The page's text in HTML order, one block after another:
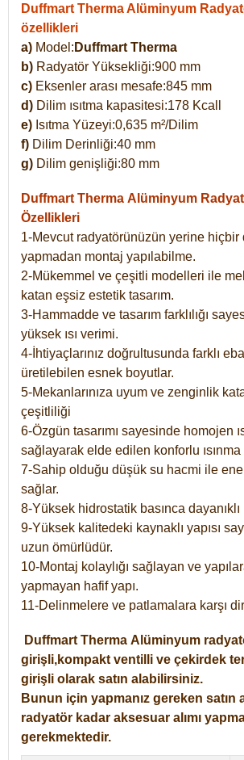
Duffmart Therma Alüminyum
özellikleri
a) Model: Duffmart Therma
b) Radyatör Yüksekliği:900 mm
c) Eksenler arası mesafe:845 mm
d) Dilim ısıtma kapasitesi:178 Kcall
e) Isıtma Yüzeyi:0,635 m²/Dilim
f) Dilim Derinliği:40 mm
g) Dilim genişliği:80 mm
Duffmart Therma Alüminyum
Özellikleri
1-Mevcut radyatörünüzün yerine hiçbir
yapmadan montaj yapılabilme.
2-Mükemmel ve çeşitli modelleri ile
katan eşsiz estetik tasarım.
3-Hammadde ve tasarım farklılığı
yüksek ısı verimi.
4-İhtiyaçlarınız doğrultusunda farklı
üretilebilen esnek boyutlar.
5-Mekanlarınıza uyum ve zenginlik
çeşitliliği
6-Özgün tasarımı sayesinde homojen
sağlayarak elde edilen konforlu ısınma
7-Sahip olduğu düşük su hacmi ile
sağlar.
8-Yüksek hidrostatik basınca dayanıklı
9-Yüksek kalitedeki kaynaklı yapısı
uzun ömürlüdür.
10-Montaj kolaylığı sağlayan ve
yapmayan hafif yapı.
11-Delinmelere ve patlamalara karşı
Duffmart Therma Alüminyum
girişli,kompakt ventilli ve çekirdek
girişli olarak satın alabilirsiniz.
Bunun için yapmanız gereken satın
radyatör kadar aksesuar alımı
gerekmektedir.